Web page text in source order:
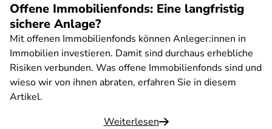
Offene Immobilienfonds: Eine langfristig
sichere Anlage?
Mit offenen Immobilienfonds können Anleger:innen in
Immobilien investieren. Damit sind durchaus erhebliche
Risiken verbunden. Was offene Immobilienfonds sind und
wieso wir von ihnen abraten, erfahren Sie in diesem
Artikel.
Weiterlesen